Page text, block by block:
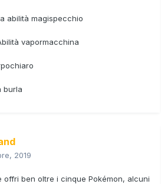
abilità magispecchio
vapormacchina
burla
2019
ben oltre i cinque Pokémon, alcuni